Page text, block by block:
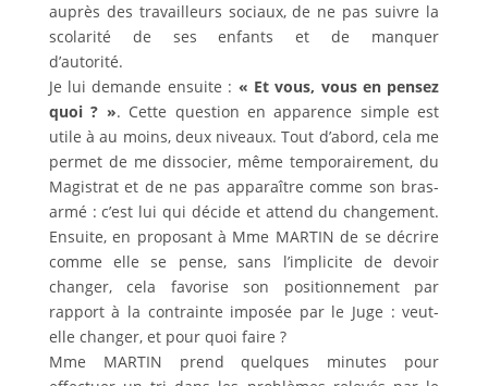
auprès des travailleurs sociaux, de ne pas suivre la
scolarité de ses enfants et de manquer
d’autorité.
Je lui demande ensuite : « Et vous, vous en pensez
quoi ? ». Cette question en apparence simple est
utile à au moins, deux niveaux. Tout d’abord, cela me
permet de me dissocier, même temporairement, du
Magistrat et de ne pas apparaître comme son bras-
armé : c’est lui qui décide et attend du changement.
Ensuite, en proposant à Mme MARTIN de se décrire
comme elle se pense, sans l’implicite de devoir
changer, cela favorise son positionnement par
rapport à la contrainte imposée par le Juge : veut-
elle changer, et pour quoi faire ?
Mme MARTIN prend quelques minutes pour